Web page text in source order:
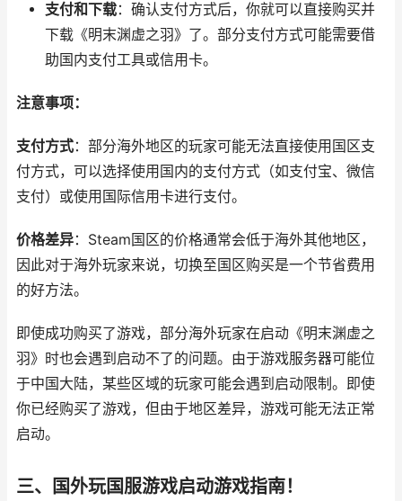
支付和下载：确认支付方式后，你就可以直接购买并
下载《明末渊虚之羽》了。部分支付方式可能需要借
助国内支付工具或信用卡。
注意事项：
支付方式：部分海外地区的玩家可能无法直接使用国区支
付方式，可以选择使用国内的支付方式（如支付宝、微信
支付）或使用国际信用卡进行支付。
价格差异：Steam国区的价格通常会低于海外其他地区，
因此对于海外玩家来说，切换至国区购买是一个节省费用
的好方法。
即使成功购买了游戏，部分海外玩家在启动《明末渊虚之
羽》时也会遇到启动不了的问题。由于游戏服务器可能位
于中国大陆，某些区域的玩家可能会遇到启动限制。即使
你已经购买了游戏，但由于地区差异，游戏可能无法正常
启动。
三、国外玩国服游戏启动游戏指南！